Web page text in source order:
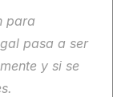
para
pasa a ser
y si se